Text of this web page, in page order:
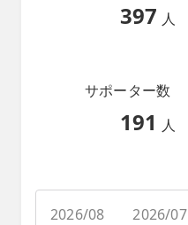
397 人
サポーター数
191 人
2026/08 2026/07